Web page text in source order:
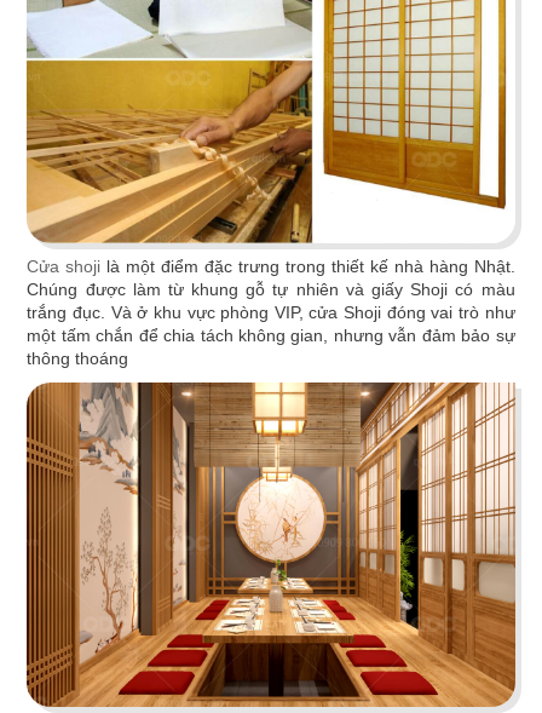
SAKURA CẦN THƠ
Thiết kế nhà hàng mang phong cách Nhật hiện
đại lấy gam màu gỗ trầm ấm làm chủ đạo
Chi tiết
PAT KAO THAI MỸ THO
Cửa shoji là một điểm đặc trưng trong thiết kế nhà hàng Nhật.
Chúng được làm từ khung gỗ tự nhiên và giấy Shoji có màu
trắng đục. Và ở khu vực phòng VIP, cửa Shoji đóng vai trò như
một tấm chắn để chia tách không gian, nhưng vẫn đảm bảo sự
thông thoáng